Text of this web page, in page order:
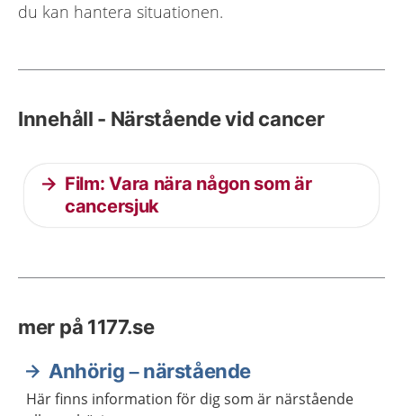
du kan hantera situationen.
Innehåll - Närstående vid cancer
Film: Vara nära någon som är
cancersjuk
mer på 1177.se
Anhörig – närstående
Här finns information för dig som är närstående